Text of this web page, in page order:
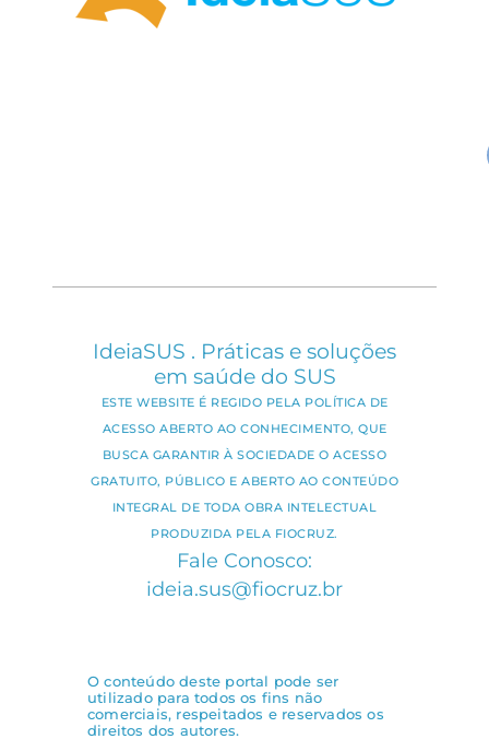
IdeiaSUS . Práticas e soluções
em saúde do SUS
ESTE WEBSITE É REGIDO PELA POLÍTICA DE
ACESSO ABERTO AO CONHECIMENTO, QUE
BUSCA GARANTIR À SOCIEDADE O ACESSO
GRATUITO, PÚBLICO E ABERTO AO CONTEÚDO
INTEGRAL DE TODA OBRA INTELECTUAL
PRODUZIDA PELA FIOCRUZ.
Fale Conosco:
ideia.sus@fiocruz.br
O conteúdo deste portal pode ser
utilizado para todos os fins não
comerciais, respeitados e reservados os
direitos dos autores.